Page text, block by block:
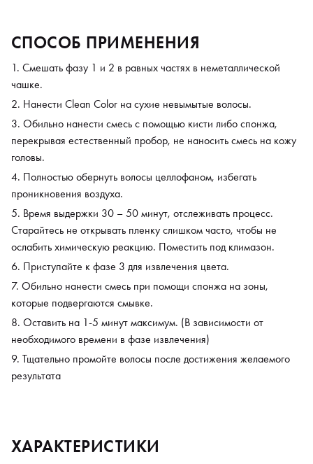
СПОСОБ ПРИМЕНЕНИЯ
Смешать фазу 1 и 2 в равных частях в неметаллической
чашке.
Нанести Clean Color на сухие невымытые волосы.
Обильно нанести смесь с помощью кисти либо спонжа,
перекрывая естественный пробор, не наносить смесь на кожу
головы.
Полностью обернуть волосы целлофаном, избегать
проникновения воздуха.
Время выдержки 30 – 50 минут, отслеживать процесс.
Старайтесь не открывать пленку слишком часто, чтобы не
ослабить химическую реакцию. Поместить под климазон.
Приступайте к фазе 3 для извлечения цвета.
Обильно нанести смесь при помощи спонжа на зоны,
которые подвергаются смывке.
Оставить на 1-5 минут максимум. (В зависимости от
необходимого времени в фазе извлечения)
Тщательно промойте волосы после достижения желаемого
результата
ХАРАКТЕРИСТИКИ